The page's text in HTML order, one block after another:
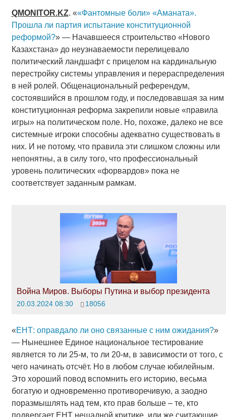
QMONITOR.KZ. ««Фантомные боли» «Аманата».
Прошла ли партия испытание конституционной
реформой?» — Начавшееся строительство «Нового
Казахстана» до неузнаваемости перелицевало
политический ландшафт с прицелом на кардинальную
перестройку системы управления и перераспределения
в ней ролей. Общенациональный референдум,
состоявшийся в прошлом году, и последовавшая за ним
конституционная реформа закрепили новые «правила
игры» на политическом поле. Но, похоже, далеко не все
системные игроки способны адекватно существовать в
них. И не потому, что правила эти слишком сложны или
непонятны, а в силу того, что профессиональный
уровень политических «форвардов» пока не
соответствует заданным рамкам.
Война Миров. Выборы Путина и выбор президента
20.03.2024 08:30 18056
«ЕНТ: оправдало ли оно связанные с ним ожидания?»
— Нынешнее Единое национальное тестирование
является то ли 25-м, то ли 20-м, в зависимости от того, с
чего начинать отсчёт. Но в любом случае юбилейным.
Это хороший повод вспомнить его историю, весьма
богатую и одновременно противоречивую, а заодно
поразмышлять над тем, кто прав больше – те, кто
подвергает ЕНТ нещадной критике, или же считающие,